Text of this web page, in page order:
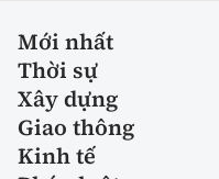
Mới nhất
Thời sự
Xây dựng
Giao thông
Kinh tế